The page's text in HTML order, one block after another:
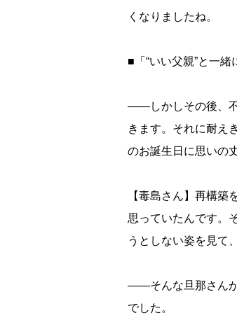
くなりましたね。
■「“いい父親”と一
――しかしその後、不
きます。それに耐え
のお誕生日に思いの
【毒島さん】再構築
思っていたんです。
うとしない姿を見て
――そんな旦那さんが
でした。